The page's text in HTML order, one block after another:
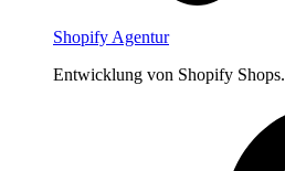
Shopify Agentur
Entwicklung von Shopify Shops.